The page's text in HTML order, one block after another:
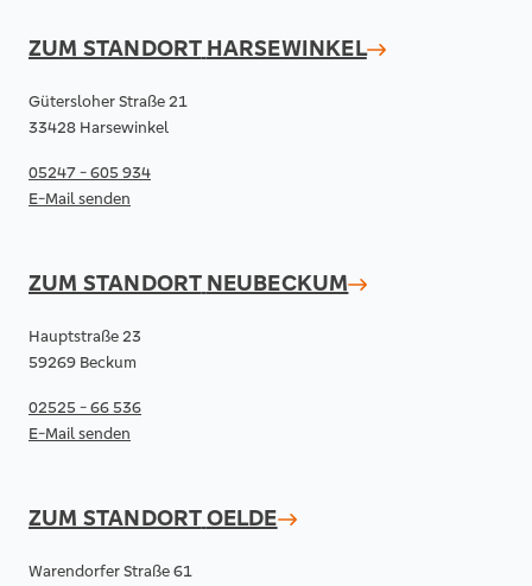
ZUM STANDORT HARSEWINKEL
Gütersloher Straße 21
33428 Harsewinkel
05247 - 605 934
E-Mail senden
ZUM STANDORT NEUBECKUM
Hauptstraße 23
59269 Beckum
02525 - 66 536
E-Mail senden
ZUM STANDORTOELDE
Warendorfer Straße 61